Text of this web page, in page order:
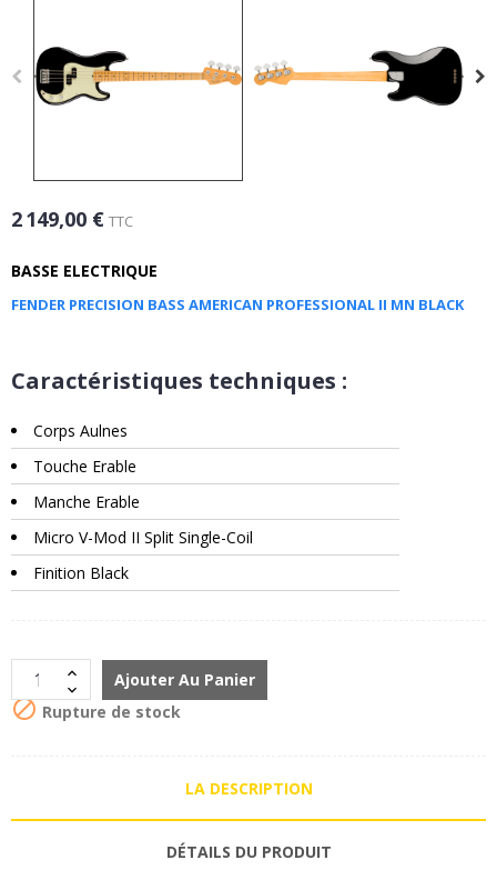
2 149,00 € TTC
BASSE ELECTRIQUE
FENDER PRECISION BASS AMERICAN PROFESSIONAL II MN BLACK
Caractéristiques techniques :
Corps Aulnes
Touche Erable
Manche Erable
Micro V-Mod II Split Single-Coil
Finition Black
Ajouter Au Panier
 Rupture de stock
LA DESCRIPTION
DÉTAILS DU PRODUIT